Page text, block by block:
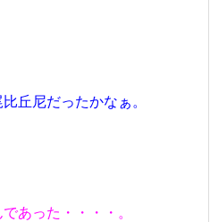
丘尼だったかなぁ。
あった・・・・。